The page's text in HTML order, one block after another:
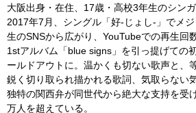
大阪出身・在住、17歳・高校3年生のシンガ
2017年7月、シングル「好-じょし-」でメ
生のSNSから広がり、YouTubeでの再生回
1stアルバム「blue signs」を引っ提げての
ールドアウトに。温かくも切ない歌声と、
鋭く切り取られ描かれる歌詞、気取らない
独特の関西弁が同世代から絶大な支持を受
万人を超えている。